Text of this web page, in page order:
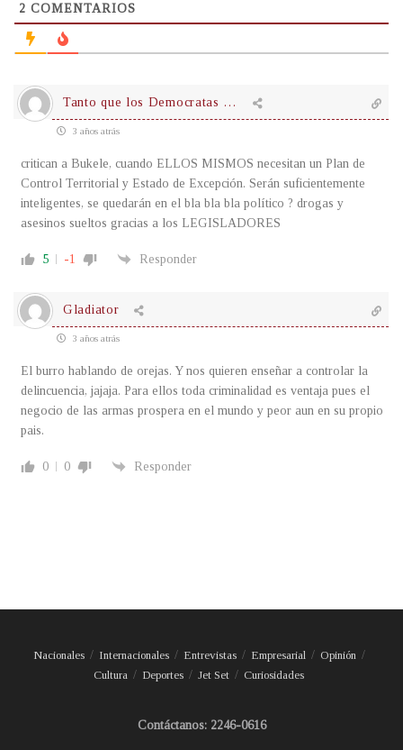
2 COMENTARIOS
Tanto que los Democratas …
3 años atrás
critican a Bukele, cuando ELLOS MISMOS necesitan un Plan de
Control Territorial y Estado de Excepción. Serán suficientemente
inteligentes, se quedarán en el bla bla bla político ? drogas y
asesinos sueltos gracias a los LEGISLADORES
5 -1 Responder
Gladiator
3 años atrás
El burro hablando de orejas. Y nos quieren enseñar a controlar la
delincuencia, jajaja. Para ellos toda criminalidad es ventaja pues el
negocio de las armas prospera en el mundo y peor aun en su propio
pais.
0 0 Responder
Nacionales Internacionales Entrevistas Empresarial
Opinión
Cultura
Deportes Jet Set Curiosidades
Contáctanos: 2246-0616